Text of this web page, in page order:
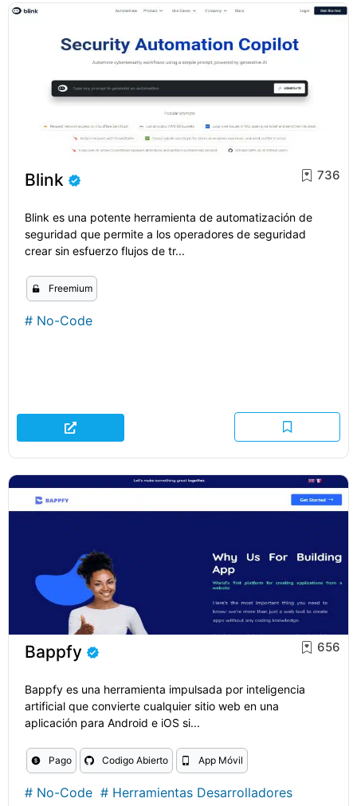
Blink 736
Blink es una potente herramienta de automatización de
seguridad que permite a los operadores de seguridad
crear sin esfuerzo flujos de tr...
Freemium
# No-Code
Bappfy 656
Bappfy es una herramienta impulsada por inteligencia
artificial que convierte cualquier sitio web en una
aplicación para Android e iOS si...
Pago Codigo Abierto App Móvil
# No-Code # Herramientas Desarrolladores